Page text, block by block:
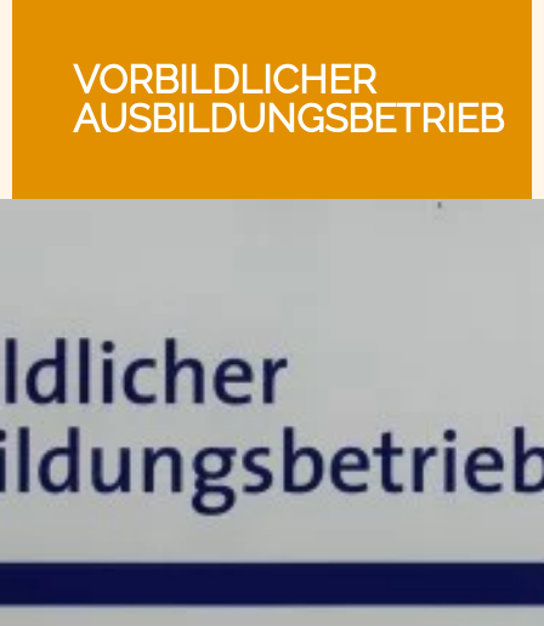
VORBILDLICHER
AUSBILDUNGSBETRIEB